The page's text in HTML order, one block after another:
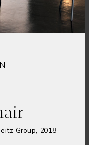
Group, 2018